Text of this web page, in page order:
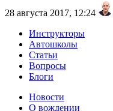
28 августа 2017, 12:24
Инструкторы
Автошколы
Статьи
Вопросы
Блоги
Новости
О вождении